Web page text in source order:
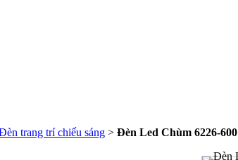
trang trí chiếu sáng > Đèn Led Chùm 6226-600